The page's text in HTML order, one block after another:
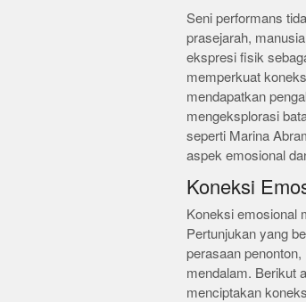
Seni performans
prasejarah,
ekspresi fisik
memperkuat
mendapatkan
mengeksplorasi
seperti Marina
aspek emosional
Koneksi
Koneksi emosional
Pertunjukan yang
perasaan
mendalam. Berikut
menciptakan